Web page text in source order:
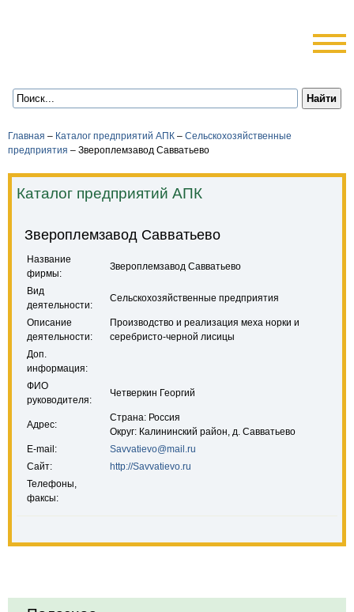
Главная – Каталог предприятий АПК – Сельскохозяйственные
предприятия – Звероплемзавод Савватьево
Каталог предприятий АПК
Звероплемзавод Савватьево
Название
фирмы:
Звероплемзавод Савватьево
Вид
деятельности:
Сельскохозяйственные предприятия
Описание
деятельности:
Производство и реализация меха норки и
серебристо-черной лисицы
Доп.
информация:
ФИО
руководителя:
Четверкин Георгий
Адрес:
Страна: Россия
Округ: Калининский район, д. Савватьево
E-mail:
Savvatievo@mail.ru
Сайт:
http://Savvatievo.ru
Телефоны,
факсы: